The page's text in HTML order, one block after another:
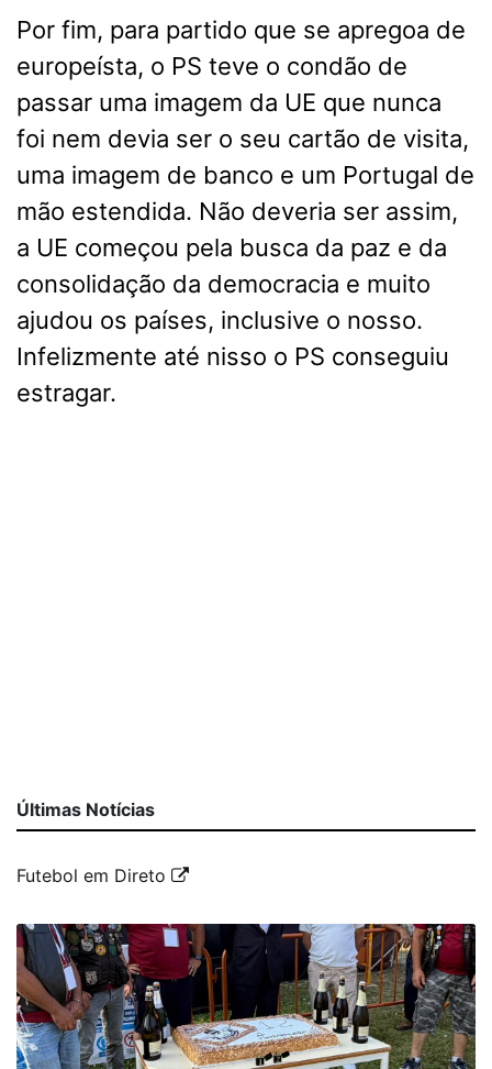
Por fim, para partido que se apregoa de
europeísta, o PS teve o condão de
passar uma imagem da UE que nunca
foi nem devia ser o seu cartão de visita,
uma imagem de banco e um Portugal de
mão estendida. Não deveria ser assim,
a UE começou pela busca da paz e da
consolidação da democracia e muito
ajudou os países, inclusive o nosso.
Infelizmente até nisso o PS conseguiu
estragar.
Últimas Notícias
Futebol em Direto